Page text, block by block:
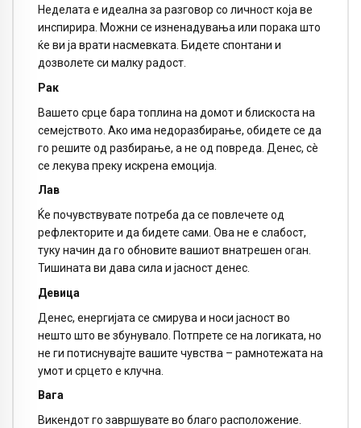
Неделата е идеална за разговор со личност која ве
инспирира. Можни се изненадувања или порака што
ќе ви ја врати насмевката. Бидете спонтани и
дозволете си малку радост.
Рак
Вашето срце бара топлина на домот и блискоста на
семејството. Ако има недоразбирање, обидете се да
го решите од разбирање, а не од повреда. Денес, сè
се лекува преку искрена емоција.
Лав
Ќе почувствувате потреба да се повлечете од
рефлекторите и да бидете сами. Ова не е слабост,
туку начин да го обновите вашиот внатрешен оган.
Тишината ви дава сила и јасност денес.
Девица
Денес, енергијата се смирува и носи јасност во
нешто што ве збунувало. Потпрете се на логиката, но
не ги потиснувајте вашите чувства – рамнотежата на
умот и срцето е клучна.
Вага
Викендот го завршувате во благо расположение.